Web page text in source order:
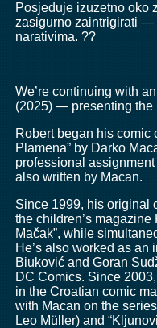
Posjeduje izuzetno oko
zasigurno zaintrigirati
narativima. ??
We’re continuing with
(2025) — presenting the
Robert began his comic
Plamena” by Darko
professional
also written by Macan.
Since 1999, his original
the children’s magazine
Mačak”, while
He’s also worked as an
Biuković and Goran
DC Comics. Since
in the Croatian comic
with Macan on the
Leo Müller) and